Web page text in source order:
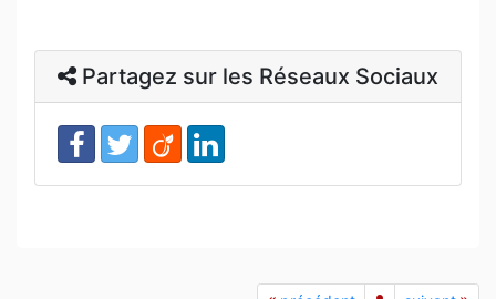
Partagez sur les Réseaux Sociaux